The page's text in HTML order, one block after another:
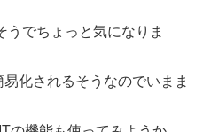
うでちょっと気になりま
化されるそうなのでいまま